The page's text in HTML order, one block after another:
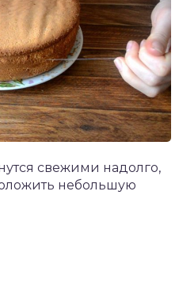
свежими надолго,
небольшую